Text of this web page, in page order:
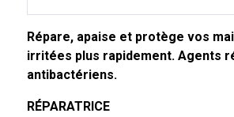
Répare, apaise et protège vos
irritées plus rapidement. Agents
antibactériens.
RÉPARATRICE